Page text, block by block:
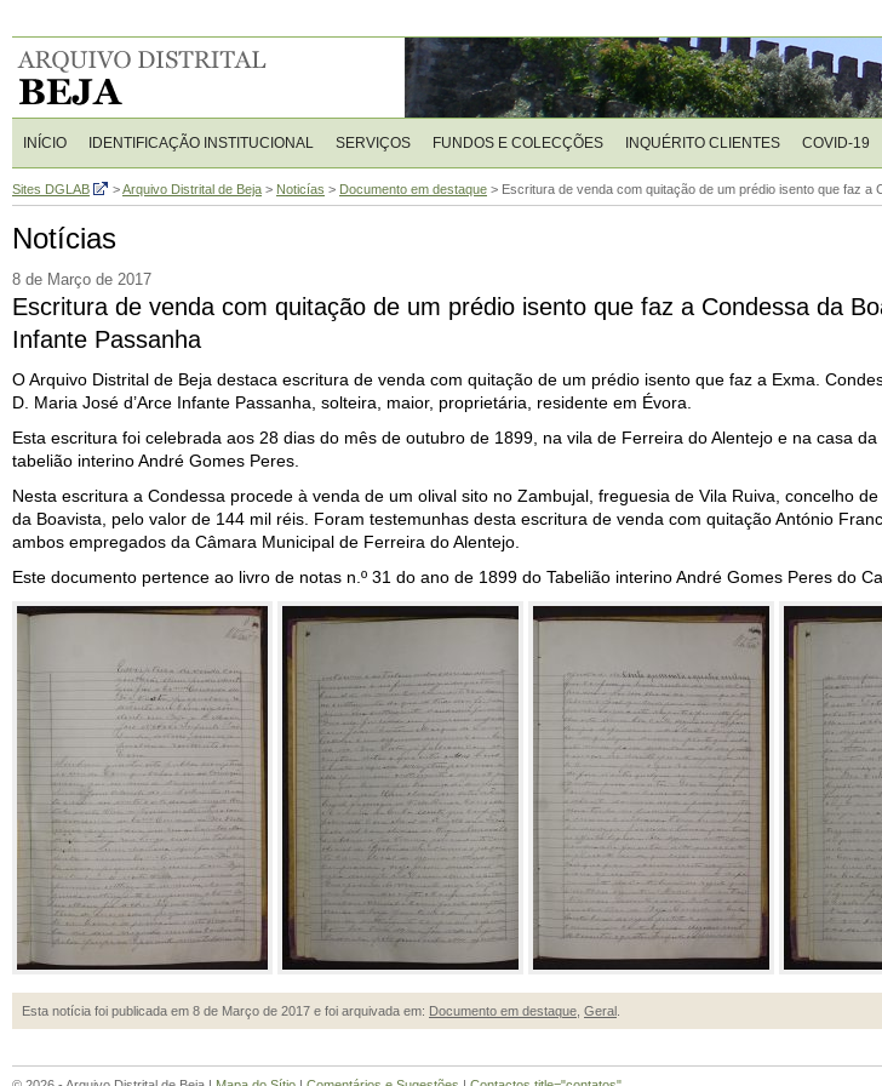
INÍCIO IDENTIFICAÇÃO INSTITUCIONAL SERVIÇOS FUNDOS E COLECÇÕES INQUÉRITO CLIENTES COVID-19
Sites DGLAB >Arquivo Distrital de Beja > Noticías > Documento em destaque > Escritura de venda com quitação de um prédio isento que faz
Notícias
8 de Março de 2017
Escritura de venda com quitação de um prédio isento que faz a Condessa da
Infante Passanha
O Arquivo Distrital de Beja destaca escritura de venda com quitação de um prédio isento que faz a Exma.
D. Maria José d’Arce Infante Passanha, solteira, maior, proprietária, residente em Évora.
Esta escritura foi celebrada aos 28 dias do mês de outubro de 1899, na vila de Ferreira do Alentejo e na casa
tabelião interino André Gomes Peres.
Nesta escritura a Condessa procede à venda de um olival sito no Zambujal, freguesia de Vila Ruiva, concelho
da Boavista, pelo valor de 144 mil réis. Foram testemunhas desta escritura de venda com quitação António
ambos empregados da Câmara Municipal de Ferreira do Alentejo.
Este documento pertence ao livro de notas n.º 31 do ano de 1899 do Tabelião interino André Gomes Peres do
Esta notícia foi publicada em 8 de Março de 2017 e foi arquivada em: Documento em destaque Geral